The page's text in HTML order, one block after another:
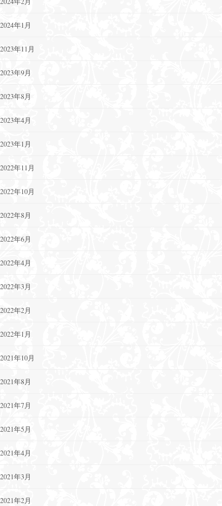
2024年1月
2023年11月
2023年9月
2023年8月
2023年4月
2023年1月
2022年11月
2022年10月
2022年8月
2022年6月
2022年4月
2022年3月
2022年2月
2022年1月
2021年10月
2021年8月
2021年7月
2021年5月
2021年4月
2021年3月
2021年2月